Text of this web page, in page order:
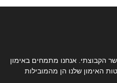
הקבוצתי. אנחנו מתמחים באימון
האימון שלנו הן מהמובילות